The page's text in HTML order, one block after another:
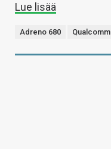
Lue lisää
Adreno 680 Qualcomm